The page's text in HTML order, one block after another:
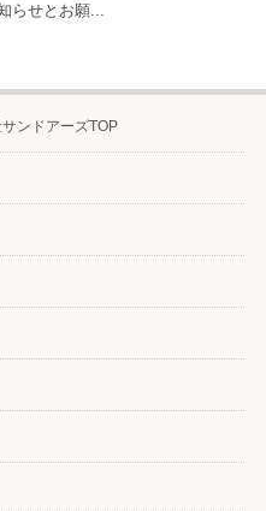
らせとお願...
ンドアーズTOP